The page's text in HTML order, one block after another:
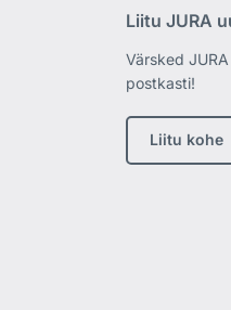
Liitu JURA
Värsked
postkasti!
Liitu kohe